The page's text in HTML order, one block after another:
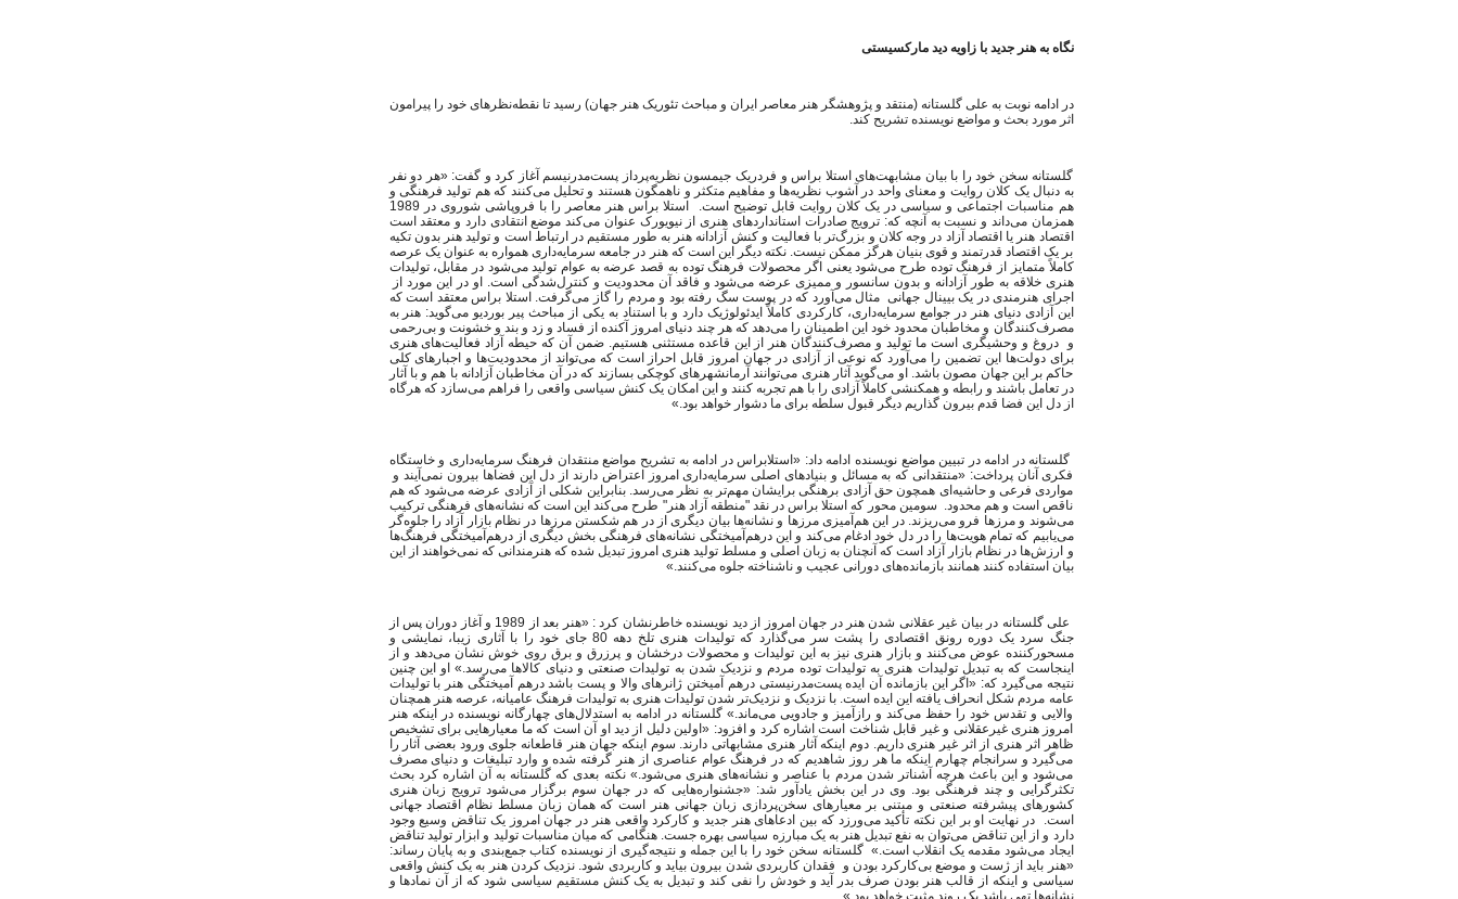
نگاه به هنر جدید با زاویه دید مارکسیستی
در ادامه نوبت به علی گلستانه (منتقد و پژوهشگر هنر معاصر ایران و مباحث تئوریک هنر جهان) رسید تا نقطه‌نظرهای خود را پیرامون
اثر مورد بحث و مواضع نویسنده تشریح کند.
گلستانه سخن خود را با بیان مشابهت‌های استلا براس و فردریک جیمسون نظریه‌پرداز پست‌مدرنیسم آغاز کرد و گفت: «هر دو نفر
به دنبال یک کلان روایت و معنای واحد در آشوب نظریه‌ها و مفاهیم متکثر و ناهمگون هستند و تحلیل می‌کنند که هم تولید فرهنگی و
هم مناسبات اجتماعی و سیاسی در یک کلان روایت قابل توضیح است. استلا براس هنر معاصر را با فروپاشی شوروی در 1989
همزمان می‌داند و نسبت به آنچه که: ترویج صادرات استانداردهای هنری از نیویورک عنوان می‌کند موضع انتقادی دارد و معتقد است
اقتصاد هنر یا اقتصاد آزاد در وجه کلان و بزرگ‌تر با فعالیت و کنش آزادانه هنر به طور مستقیم در ارتباط است و تولید هنر بدون تکیه
بر یک اقتصاد قدرتمند و قوی بنیان هرگز ممکن نیست. نکته دیگر این است که هنر در جامعه سرمایه‌داری همواره به عنوان یک عرصه
کاملاً متمایز از فرهنگ توده طرح می‌شود یعنی اگر محصولات فرهنگ توده به قصد عرضه به عوام تولید می‌شود در مقابل، تولیدات
هنری خلاقه به طور آزادانه و بدون سانسور و ممیزی عرضه می‌شود و فاقد آن محدودیت و کنترل‌شدگی است. او در این مورد از
اجرای هنرمندی در یک بیینال جهانی مثال می‌آورد که در پوست سگ رفته بود و مردم را گاز می‌گرفت. استلا براس معتقد است که
این آزادی دنیای هنر در جوامع سرمایه‌داری، کارکردی کاملاً ایدئولوژیک دارد و با استناد به یکی از مباحث پیر بوردیو می‌گوید: هنر به
مصرف‌کنندگان و مخاطبان محدود خود این اطمینان را می‌دهد که هر چند دنیای امروز آکنده از فساد و زد و بند و خشونت و بی‌رحمی
و دروغ و وحشیگری است ما تولید و مصرف‌کنندگان هنر از این قاعده مستثنی هستیم. ضمن آن که حیطه آزاد فعالیت‌های هنری
برای دولت‌ها این تضمین را می‌آورد که نوعی از آزادی در جهان امروز قابل احراز است که می‌تواند از محدودیت‌ها و اجبارهای کلی
حاکم بر این جهان مصون باشد. او می‌گوید آثار هنری می‌توانند آرمانشهرهای کوچکی بسازند که در آن مخاطبان آزادانه با هم و با آثار
در تعامل باشند و رابطه و همکنشی کاملاً آزادی را با هم تجربه کنند و این امکان یک کنش سیاسی واقعی را فراهم می‌سازد که هرگاه
از دل این فضا قدم بیرون گذاریم دیگر قبول سلطه برای ما دشوار خواهد بود.»
گلستانه در ادامه در تبیین مواضع نویسنده ادامه داد: «استلابراس در ادامه به تشریح مواضع منتقدان فرهنگ سرمایه‌داری و خاستگاه
فکری آنان پرداخت: «منتقدانی که به مسائل و بنیادهای اصلی سرمایه‌داری امروز اعتراض دارند از دل این فضاها بیرون نمی‌آیند و
مواردی فرعی و حاشیه‌ای همچون حق آزادی برهنگی برایشان مهم‌تر به نظر می‌رسد. بنابراین شکلی از آزادی عرضه می‌شود که هم
ناقص است و هم محدود. سومین محور که استلا براس در نقد "منطقه آزاد هنر" طرح می‌کند این است که نشانه‌های فرهنگی ترکیب
می‌شوند و مرزها فرو می‌ریزند. در این هم‌آمیزی مرزها و نشانه‌ها بیان دیگری از در هم شکستن مرزها در نظام بازار آزاد را جلوه‌گر
می‌یابیم که تمام هویت‌ها را در دل خود ادغام می‌کند و این درهم‌آمیختگی نشانه‌های فرهنگی بخش دیگری از درهم‌آمیختگی فرهنگ‌ها
و ارزش‌ها در نظام بازار آزاد است که آنچنان به زبان اصلی و مسلط تولید هنری امروز تبدیل شده که هنرمندانی که نمی‌خواهند از این
بیان استفاده کنند همانند بازمانده‌های دورانی عجیب و ناشناخته جلوه می‌کنند.»
علی گلستانه در بیان غیر عقلانی شدن هنر در جهان امروز از دید نویسنده خاطرنشان کرد : «هنر بعد از 1989 و آغاز دوران پس از
جنگ سرد یک دوره رونق اقتصادی را پشت سر می‌گذارد که تولیدات هنری تلخ دهه 80 جای خود را با آثاری زیبا، نمایشی و
مسحورکننده عوض می‌کنند و بازار هنری نیز به این تولیدات و محصولات درخشان و پرزرق و برق روی خوش نشان می‌دهد و از
اینجاست که به تبدیل تولیدات هنری به تولیدات توده مردم و نزدیک شدن به تولیدات صنعتی و دنیای کالاها می‌رسد.» او این چنین
نتیجه می‌گیرد که: «اگر این بازمانده آن ایده پست‌مدرنیستی درهم آمیختن ژانرهای والا و پست باشد درهم آمیختگی هنر با تولیدات
عامه مردم شکل انحراف یافته این ایده است. با نزدیک و نزدیک‌تر شدن تولیدات هنری به تولیدات فرهنگ عامیانه، عرصه هنر همچنان
والایی و تقدس خود را حفظ می‌کند و رازآمیز و جادویی می‌ماند.» گلستانه در ادامه به استدلال‌های چهارگانه نویسنده در اینکه هنر
امروز هنری غیرعقلانی و غیر قابل شناخت است اشاره کرد و افزود: «اولین دلیل از دید او آن است که ما معیارهایی برای تشخیص
ظاهر اثر هنری از اثر غیر هنری داریم. دوم اینکه آثار هنری مشابهاتی دارند. سوم اینکه جهان هنر قاطعانه جلوی ورود بعضی آثار را
می‌گیرد و سرانجام چهارم اینکه ما هر روز شاهدیم که در فرهنگ عوام عناصری از هنر گرفته شده و وارد تبلیغات و دنیای مصرف
می‌شود و این باعث هرچه آشناتر شدن مردم با عناصر و نشانه‌های هنری می‌شود.» نکته بعدی که گلستانه به آن اشاره کرد بحث
تکثرگرایی و چند فرهنگی بود. وی در این بخش یادآور شد: «جشنواره‌هایی که در جهان سوم برگزار می‌شود ترویج زبان هنری
کشورهای پیشرفته صنعتی و مبتنی بر معیارهای سخن‌پردازی زبان جهانی هنر است که همان زبان مسلط نظام اقتصاد جهانی
است. در نهایت او بر این نکته تأکید می‌ورزد که بین ادعاهای هنر جدید و کارکرد واقعی هنر در جهان امروز یک تناقض وسیع وجود
دارد و از این تناقض می‌توان به نفع تبدیل هنر به یک مبارزه سیاسی بهره جست. هنگامی که میان مناسبات تولید و ابزار تولید تناقض
ایجاد می‌شود مقدمه یک انقلاب است.» گلستانه سخن خود را با این جمله و نتیجه‌گیری از نویسنده کتاب جمع‌بندی و به پایان رساند:
«هنر باید از ژست و موضع بی‌کارکرد بودن و فقدان کاربردی شدن بیرون بیاید و کاربردی شود. نزدیک کردن هنر به یک کنش واقعی
سیاسی و اینکه از قالب هنر بودن صرف بدر آید و خودش را نفی کند و تبدیل به یک کنش مستقیم سیاسی شود که از آن نمادها و
نشانه‌ها تهی باشد یک روند مثبت خواهد بود.»